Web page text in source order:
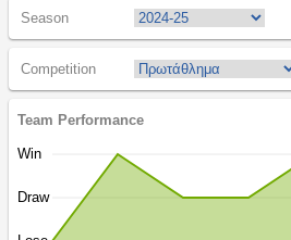
Season
Competition
Team Performance
Win
Draw